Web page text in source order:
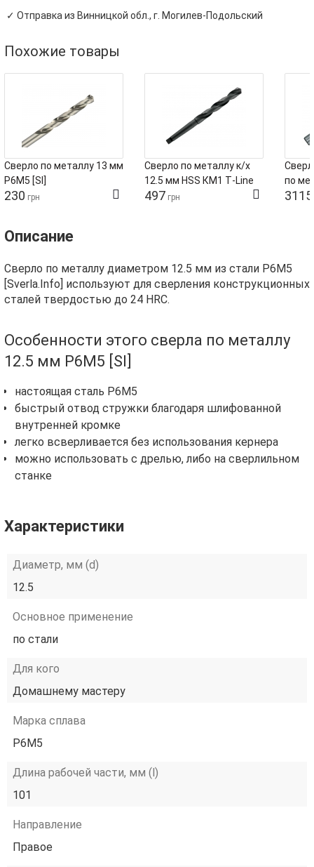
✓ Отправка из Винницкой обл., г. Могилев-Подольский
Похожие товары
Сверло по металлу 13 мм
Р6М5 [SI]
230 грн
Сверло по металлу к/х
12.5 мм HSS КМ1 T‑Line
Tivoly
497 грн
по
3115
Описание
Сверло по металлу диаметром 12.5 мм из стали Р6М5
[Sverla.Info] используют для сверления конструкционных
сталей твердостью до 24 HRC.
Особенности этого сверла по металлу
12.5 мм Р6М5 [SI]
настоящая сталь Р6М5
быстрый отвод стружки благодаря шлифованной
внутренней кромке
легко всверливается без использования кернера
можно использовать с дрелью, либо на сверлильном
станке
Характеристики
Диаметр, мм (d)
12.5
Основное применение
по стали
Для кого
Домашнему мастеру
Марка сплава
Р6М5
Длина рабочей части, мм (l)
101
Направление
Правое